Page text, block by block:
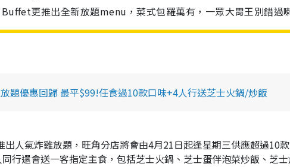
更推出全新放題menu，菜式包羅萬有，一眾大胃王別錯過
題優惠回歸 最平$99!任食過10款口味+4人行送芝士火鍋/炒飯
人氣炸雞放題，旺角分店將會由4月21日起逢星期三供應超過10
行還會送一客指定主食，包括芝士火鍋、芝士蛋伴泡菜炒飯、芝